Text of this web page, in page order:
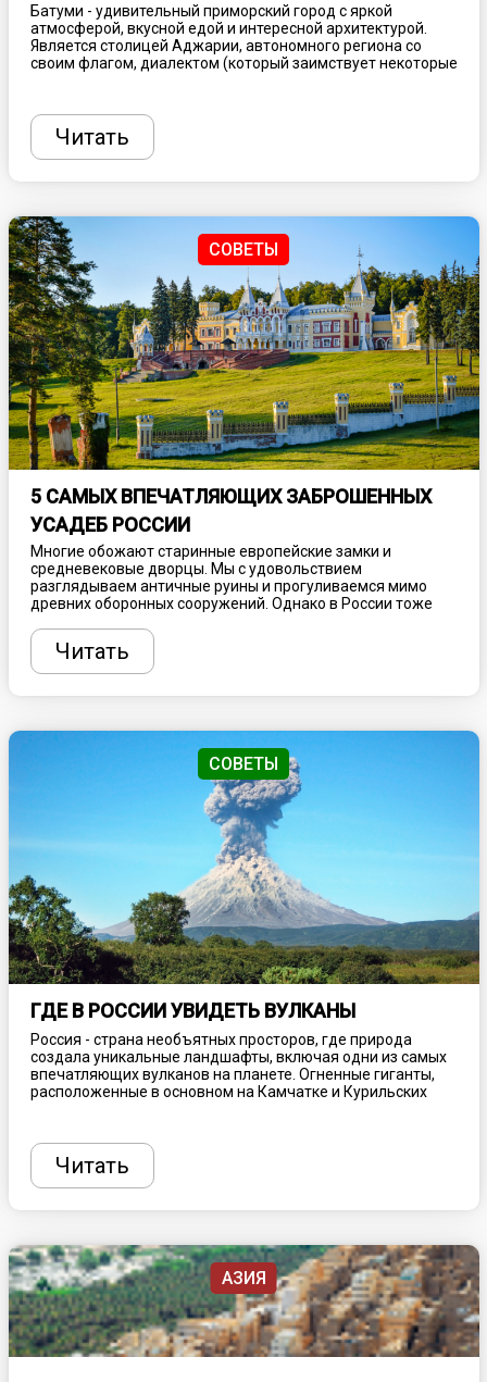
Батуми - удивительный приморский город с яркой
атмосферой, вкусной едой и интересной архитектурой.
Является столицей Аджарии, автономного региона со
своим флагом, диалектом (который заимствует некоторые
роскошные внутренние высокогорья и теплый влажный
климат отличают Аджарию от других частей Грузии. Это
одно из лучших мест для отпуска в стране, предлагающее
здесь посмотреть, куда сходить и чем заняться.
Читать
СОВЕТЫ
5 САМЫХ ВПЕЧАТЛЯЮЩИХ ЗАБРОШЕННЫХ
УСАДЕБ РОССИИ
Многие обожают старинные европейские замки и
средневековые дворцы. Мы с удовольствием
разглядываем античные руины и прогуливаемся мимо
древних оборонных сооружений. Однако в России тоже
достопримечательностей, в числе которых и блиставшие
когда-то роскошные усадьбы. Некоторые из осиротевших
зданий пустуют десятилетиями, медленно разрушаясь и
Читать
СОВЕТЫ
ГДЕ В РОССИИ УВИДЕТЬ ВУЛКАНЫ
Россия - страна необъятных просторов, где природа
создала уникальные ландшафты, включая одни из самых
впечатляющих вулканов на планете. Огненные гиганты,
расположенные в основном на Камчатке и Курильских
не только природные достопримечательности, но и места,
где можно почувствовать дыхание Земли и увидеть, как
рождается новая жизнь.
Читать
АЗИЯ